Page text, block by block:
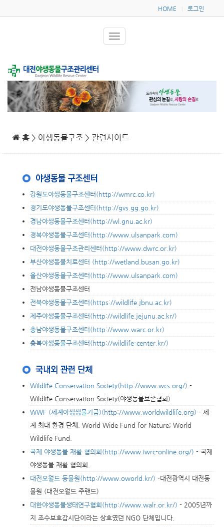
HOME 로그인
홈 > 야생동물구조 > 관련사이트
강원도야생동물구조센터(http://wmrc.co.kr)
경기도야생동물구조센터(http://gvs.gg.go.kr)
경남야생동물구조센터(http://wl.gnu.ac.kr)
경북야생동물구조센터(http://www.ulsanpark.com)
대전야생동물구조관리센터(http://www.dwrc.or.kr)
부산야생동물치료센터 (http://wetland.busan.go.kr)
울산야생동물구조센터(http://www.ulsanpark.com)
전남야생동물구조센터
전북야생동물구조센터(https://wildlife.jbnu.ac.kr)
제주야생동물구조센터(http://wildlife.jejunu.ac.kr/)
충남야생동물구조센터(http://www.warc.or.kr)
충북야생동물구조센터(http://wildlife-center.kr/)
Wildlife Conservation Society(http://www.wcs.org/) -
Wildlife Conservation Society(야생동물보존협회)
WWF (세계야생생물기금)(http://www.worldwildlife.org) - 세
계 최대 환경 단체. World Wide Fund for Nature; World
Wildlife Fund.
국제 야생동물 재활 협의회(http://www.iwrc-online.org/) - 국제
야생동물 재활 협의회.
대전오월드 동물원(http://www.oworld.kr/) -대전광역시 대전동
물원 (대전오월드 주랜드)
대한야생동물생태연구협회(http://www.walr.or.kr/) - 2005년까
지 조수보호감시단이라는 상호였던 NGO 단체입니다.